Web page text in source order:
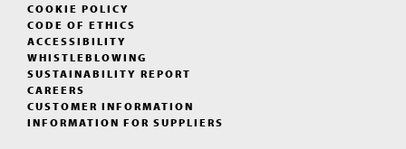
COOKIE POLICY
CODE OF ETHICS
ACCESSIBILITY
WHISTLEBLOWING
SUSTAINABILITY REPORT
CAREERS
CUSTOMER INFORMATION
INFORMATION FOR SUPPLIERS